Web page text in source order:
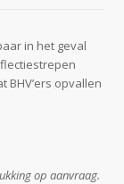
in het geval
opvallen
op aanvraag.